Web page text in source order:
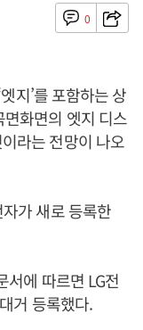
0
지’를 포함하는 상
화면의 엣지 디스
라는 전망이 나오
가 새로 등록한
서에 따르면 LG전
거 등록했다.